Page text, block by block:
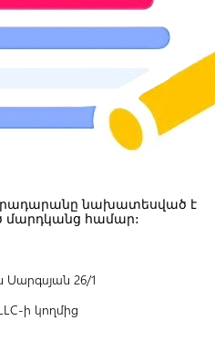
նախատեսված է
մարդկանց համար:
26/1
ի կողմից